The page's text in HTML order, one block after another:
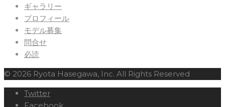
ギャラリー
プロフィール
モデル募集
問合せ
必読
© 2026 Ryota Hasegawa, Inc. All Rights Reserved
Twitter
Facebook